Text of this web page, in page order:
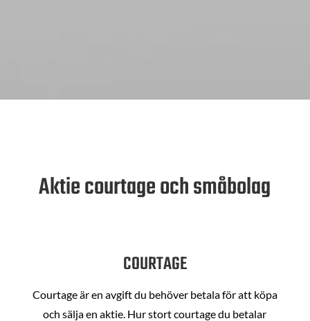
Aktie courtage och småbolag
COURTAGE
Courtage är en avgift du behöver betala för att köpa
och sälja en aktie. Hur stort courtage du betalar